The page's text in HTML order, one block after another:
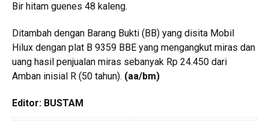
Bir hitam guenes 48 kaleng.
Ditambah dengan Barang Bukti (BB) yang disita Mobil
Hilux dengan plat B 9359 BBE yang mengangkut miras dan
uang hasil penjualan miras sebanyak Rp 24.450 dari
Amban inisial R (50 tahun). (aa/bm)
Editor: BUSTAM